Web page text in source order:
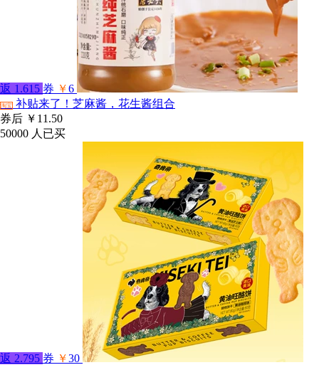
返 1.615 券 ￥6
淘宝 补贴来了！芝麻酱，花生酱组合
券后 ￥11.50
50000 人已买
返 2.795 券 ￥30